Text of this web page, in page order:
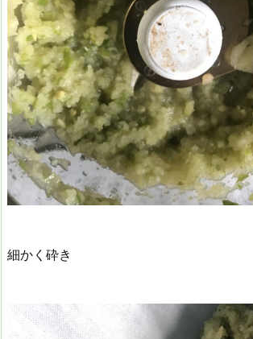
細かく砕き